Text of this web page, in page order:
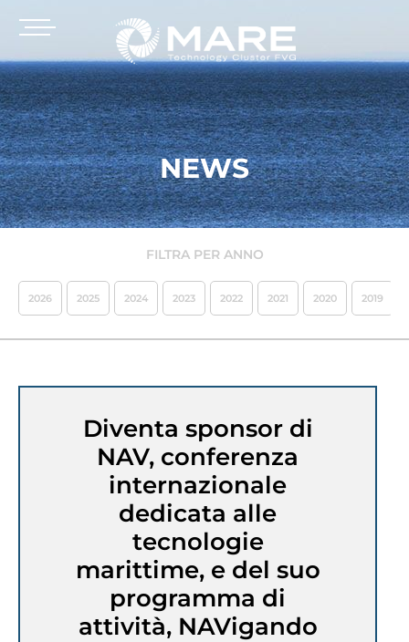
NEWS
FILTRA PER ANNO
2026 2025 2024 2023 2022 2021 2020 2019
Diventa sponsor di
NAV, conferenza
internazionale
dedicata alle
tecnologie
marittime, e del suo
programma di
attività, NAVigando